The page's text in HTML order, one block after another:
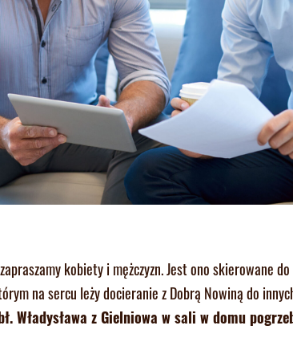
kobiety i mężczyzn. Jest ono skierowane
na sercu leży docieranie z Dobrą Nowiną do
Władysława z Gielniowa w sali w domu